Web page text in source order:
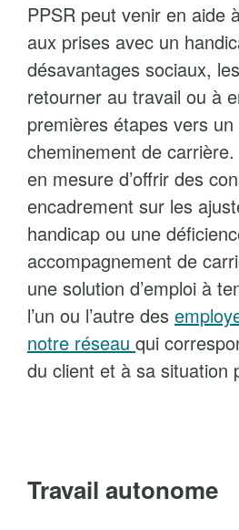
PPSR peut venir en aide
aux prises avec un
désavantages sociaux,
retourner au travail ou à
premières étapes vers un
cheminement de
en mesure d’offrir des
encadrement sur les
handicap ou une
accompagnement de
une solution d’emploi à
l’un ou l’autre des
notre réseau qui
du client et à sa situation
Travail autonome